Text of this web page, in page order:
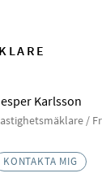
Karlsson
/
KONTAKTA MIG